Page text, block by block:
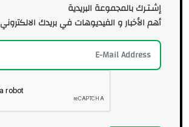
إشـتـرك بالمجموعة البريدية
أهم الأخبار و الفيديوهات في بريدك الالكتروني